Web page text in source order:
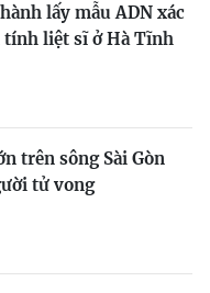
lấy mẫu ADN xác
tính liệt sĩ ở Hà Tĩnh
trên sông Sài Gòn
tử vong